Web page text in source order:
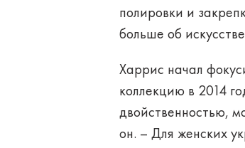
полировки и
больше об
Харрис начал
коллекцию в 2014
двойственностью,
он. – Для женских